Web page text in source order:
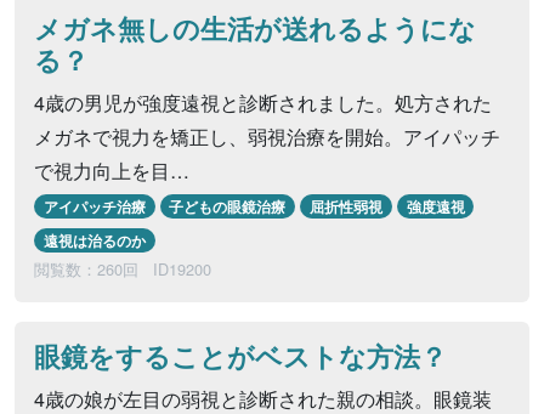
メガネ無しの生活が送れるようにな
る？
4歳の男児が強度遠視と診断されました。処方された
メガネで視力を矯正し、弱視治療を開始。アイパッチ
で視力向上を目…
アイパッチ治療 子どもの眼鏡治療 屈折性弱視
強度遠視
遠視は治るのか
閲覧数：260回 ID19200
眼鏡をすることがベストな方法？
4歳の娘が左目の弱視と診断された親の相談。眼鏡装